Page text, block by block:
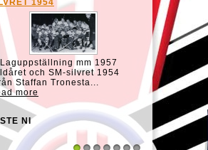
1954
mm 1957
och SM-silvret 1954
Staffan Tronesta...
more
NI